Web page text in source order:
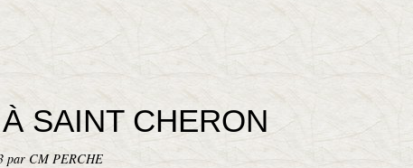
SAINT CHERON
par CM PERCHE